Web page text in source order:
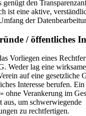
genügt den
ist eine aktive,
der
/ öffentliches
Vorliegen eines
Weder lag eine
auf eine gesetzliche
Interesse berufen.
ohne Verankerung im
aus, um schwerwiegende
zu rechtfertigen.